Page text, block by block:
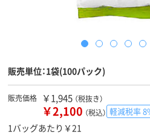
販売単位：1袋(100パック)
販売価格 ￥1,945 （税抜き）
￥2,100 （税込） 軽減税率
1バッグあたり￥21